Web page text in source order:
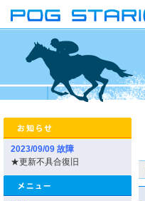
2023/09/09 故障
★更新不具合復旧